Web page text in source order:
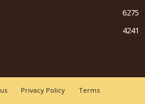
6275
4241
Privacy Policy
Terms